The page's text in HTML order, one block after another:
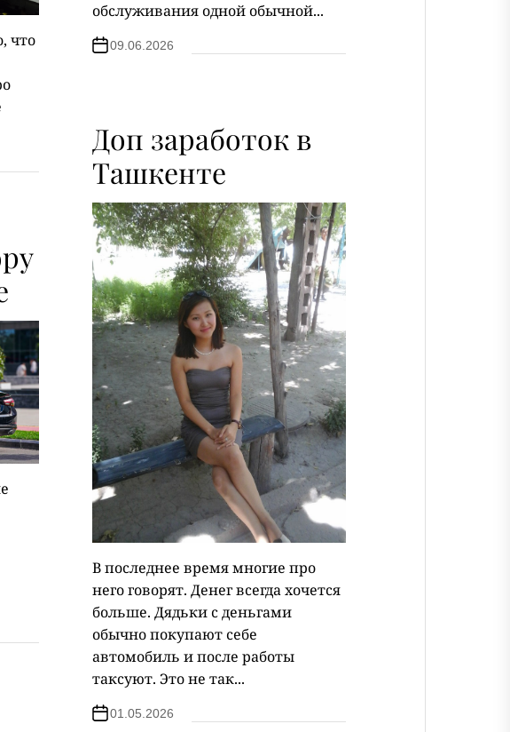
обслуживания одной обычной...
09.06.2026
что
Доп заработок в
Ташкенте
В последнее время многие про
него говорят. Денег всегда хочется
больше. Дядьки с деньгами
обычно покупают себе
автомобиль и после работы
таксуют. Это не так...
01.05.2026